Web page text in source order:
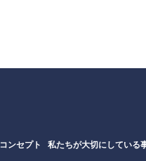
コンセプト 私たちが大切にしている